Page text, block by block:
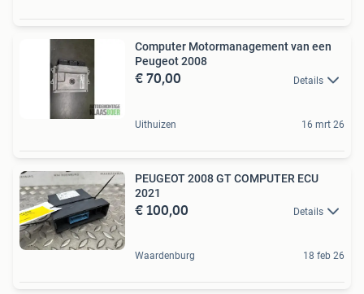
Computer Motormanagement van een
Peugeot 2008
€ 70,00 Details
Uithuizen 16 mrt 26
PEUGEOT 2008 GT COMPUTER ECU
2021
€ 100,00 Details
Waardenburg 18 feb 26